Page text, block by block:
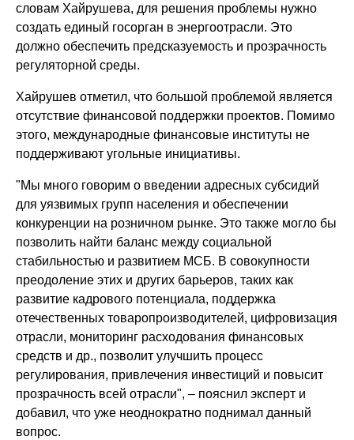
словам Хайрушева, для решения проблемы нужно
создать единый госорган в энергоотрасли. Это
должно обеспечить предсказуемость и прозрачность
регуляторной среды.
Хайрушев отметил, что большой проблемой является
отсутствие финансовой поддержки проектов. Помимо
этого, международные финансовые институты не
поддерживают угольные инициативы.
"Мы много говорим о введении адресных субсидий
для уязвимых групп населения и обеспечении
конкуренции на розничном рынке. Это также могло бы
позволить найти баланс между социальной
стабильностью и развитием МСБ. В совокупности
преодоление этих и других барьеров, таких как
развитие кадрового потенциала, поддержка
отечественных товаропроизводителей, цифровизация
отрасли, мониторинг расходования финансовых
средств и др., позволит улучшить процесс
регулирования, привлечения инвестиций и повысит
прозрачность всей отрасли", – пояснил эксперт и
добавил, что уже неоднократно поднимал данный
вопрос.